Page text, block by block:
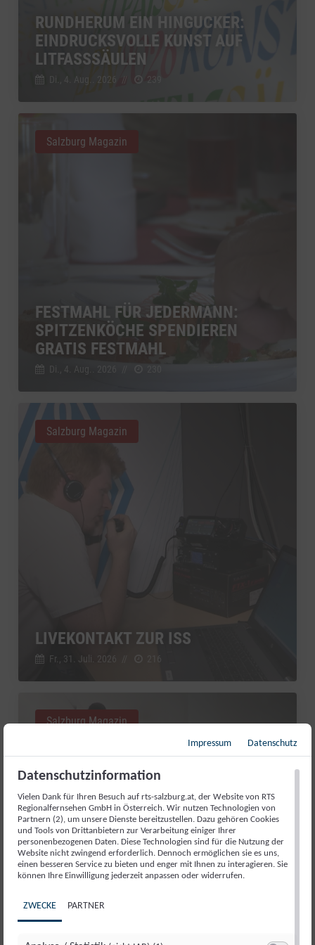
RUNDHERUM EIN HINGUCKER:
EINDRUCKSVOLLE KUNST AUF
LITFASSSÄULEN
Di., 4. Aug.. 2026 239
FESTMAHL FÜR JEDERMANN:
SPITZENKÖCHE SPENDIEREN
GRATIS FESTMAHL
Di., 4. Aug.. 2026
Salzburg Magazin
LIVEKONTAKT ZUR ISS
Fr., 31. Juli. 2026
Salzburg Magazin
GUT AIDERBICHL: LIEBLINGSTIER
JULI 2026
Salzburg Magazin
Impressum Datenschutz
Datenschutzinformation
Vielen Dank für Ihren Besuch auf rts-salzburg.at, der Website von RTS
Regionalfernsehen GmbH in Österreich. Wir nutzen Technologien von
Partnern (2), um unsere Dienste bereitzustellen. Dazu gehören Cookies
und Tools von Drittanbietern zur Verarbeitung einiger Ihrer
personenbezogenen Daten. Diese Technologien sind für die Nutzung der
Website nicht zwingend erforderlich. Dennoch ermöglichen sie es uns,
einen besseren Service zu bieten und enger mit Ihnen zu interagieren. Sie
können Ihre Einwilligung jederzeit anpassen oder widerrufen.
ZWECKE PARTNER